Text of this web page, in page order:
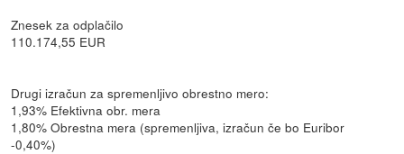
Znesek za odplačilo
110.174,55 EUR
Drugi izračun za spremenljivo obrestno mero:
1,93% Efektivna obr. mera
1,80% Obrestna mera (spremenljiva, izračun če bo Euribor
-0,40%)